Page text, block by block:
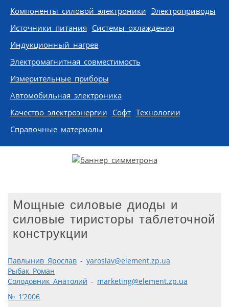
Компоненты силовой электроники Электроприводы
Источники питания Системы охлаждения
Индукционный нагрев
Электромагнитная совместимость
Измерительные приборы
Автомобильная электроника
Качество электроэнергии Софт Технологии
Справочные материалы
Мощные силовые диоды и
силовые тиристоры таблеточной
конструкции
Павлынив Ярослав - yaroslav@element.zp.ua
Рыбак Роман
Солодовник Анатолий - marketing@element.zp.ua
№ 1’2006